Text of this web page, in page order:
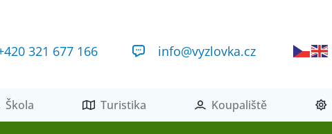
321 677 166 info@vyzlovka.cz
Škola Turistika Koupaliště